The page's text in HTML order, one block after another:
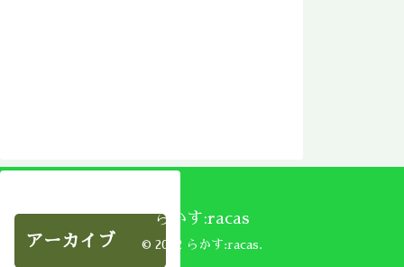
アーカイブ
らかす:racas
© 2002 らかす:racas.